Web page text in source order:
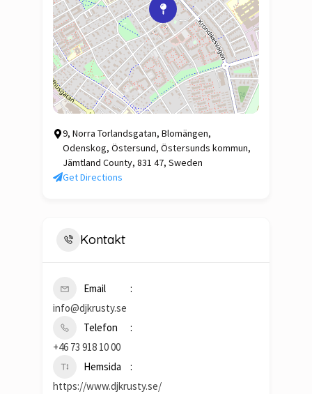
9, Norra Torlandsgatan, Blomängen,
Odenskog, Östersund, Östersunds kommun,
Jämtland County, 831 47, Sweden
Get Directions
Kontakt
Email
info@djkrusty.se
Telefon
+46 73 918 10 00
Hemsida
https://www.djkrusty.se/